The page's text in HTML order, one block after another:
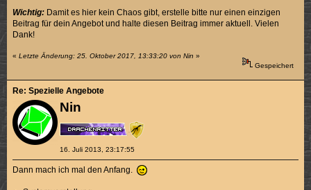
Wichtig: Damit es hier kein Chaos gibt, erstelle bitte nur einen einzigen
Beitrag für dein Angebot und halte diesen Beitrag immer aktuell. Vielen
Dank!
«Letzte Änderung: 25. Oktober 2017, 13:33:20 von Nin »
Gespeichert
Nin
16. Juli 2013, 23:17:55
Re: Spezielle Angebote
Dann mach ich mal den Anfang.